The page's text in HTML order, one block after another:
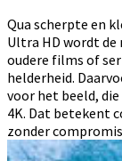
Qua scherpte en
Ultra HD wordt de
oudere films of
helderheid.
voor het beeld,
4K. Dat betekent
zonder